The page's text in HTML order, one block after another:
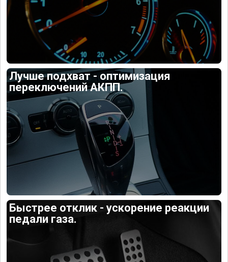
Лучше подхват - оптимизация
переключений АКПП.
Быстрее отклик - ускорение реакции
педали газа.